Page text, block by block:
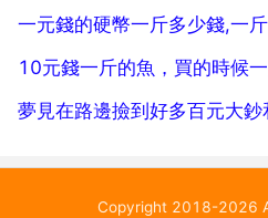
一元錢的硬幣一斤多少錢,一
10元錢一斤的魚，買的時候
夢見在路邊撿到好多百元大鈔
Copyright 2018-2026